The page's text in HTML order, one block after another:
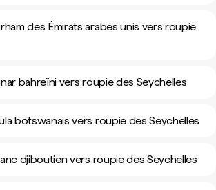
des Émirats arabes unis vers roupie
bahreïni vers roupie des Seychelles
botswanais vers roupie des Seychelles
djiboutien vers roupie des Seychelles